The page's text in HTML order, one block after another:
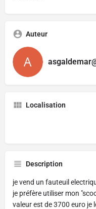
Auteur
Localisation
Description
je vend un fauteuil
je préfère utiliser mon
valeur est de 3700 euro je